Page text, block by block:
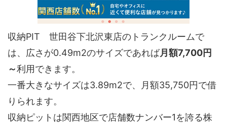
収納PIT 世田谷下北沢東店のトランクルームで
は、広さが0.49m2のサイズであれば月額7,700円
～利用できます。
一番大きなサイズは3.89m2で、月額35,750円で借
りられます。
収納ピットは関西地区で店舗数ナンバー1を誇る株